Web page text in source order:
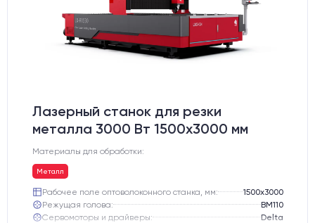
Лазерный станок для резки
металла 3000 Вт 1500x3000 мм
Материалы для обработки:
Металл
Рабочее поле оптоволоконного станка, мм:
1500х3000
Режущая голова:
BM110
Сервомоторы и драйверы:
Delta